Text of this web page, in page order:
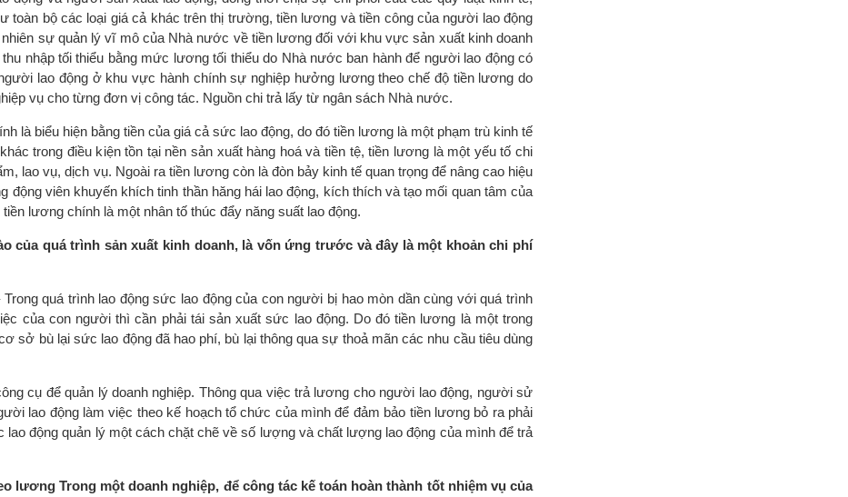
toàn bộ các loại giá cả khác trên thị trường, tiền lương và tiền công của người lao động
sự quản lý vĩ mô của Nhà nước về tiền lương đối với khu vực sản xuất kinh doanh
nhập tối thiểu bằng mức lương tối thiểu do Nhà nước ban hành để người lao động có
lao động ở khu vực hành chính sự nghiệp hưởng lương theo chế độ tiền lương do
vụ cho từng đơn vị công tác. Nguồn chi trả lấy từ ngân sách Nhà nước.
là biểu hiện bằng tiền của giá cả sức lao động, do đó tiền lương là một phạm trù kinh tế
trong điều kiện tồn tại nền sản xuất hàng hoá và tiền tệ, tiền lương là một yếu tố chi
lao vụ, dịch vụ. Ngoài ra tiền lương còn là đòn bảy kinh tế quan trọng để nâng cao hiệu
động viên khuyến khích tinh thần hăng hái lao động, kích thích và tạo mối quan tâm của
lương chính là một nhân tố thúc đẩy năng suất lao động.
của quá trình sản xuất kinh doanh, là vốn ứng trước và đây là một khoản chi phí
quá trình lao động sức lao động của con người bị hao mòn dần cùng với quá trình
của con người thì cần phải tái sản xuất sức lao động. Do đó tiền lương là một trong
sở bù lại sức lao động đã hao phí, bù lại thông qua sự thoả mãn các nhu cầu tiêu dùng
cụ để quản lý doanh nghiệp. Thông qua việc trả lương cho người lao động, người sử
lao động làm việc theo kế hoạch tổ chức của mình để đảm bảo tiền lương bỏ ra phải
động quản lý một cách chặt chẽ về số lượng và chất lượng lao động của mình để trả
lương Trong một doanh nghiệp, để công tác kế toán hoàn thành tốt nhiệm vụ của